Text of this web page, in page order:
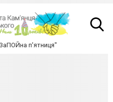
п'ятниця"